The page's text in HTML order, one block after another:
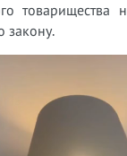
товарищества
закону.